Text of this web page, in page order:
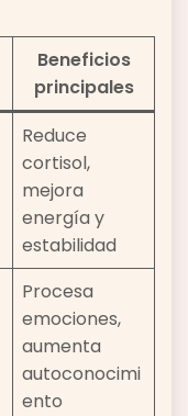
Beneficios
principales
Reduce
cortisol,
mejora
energía y
estabilidad
Procesa
emociones,
aumenta
autoconocimi
ento